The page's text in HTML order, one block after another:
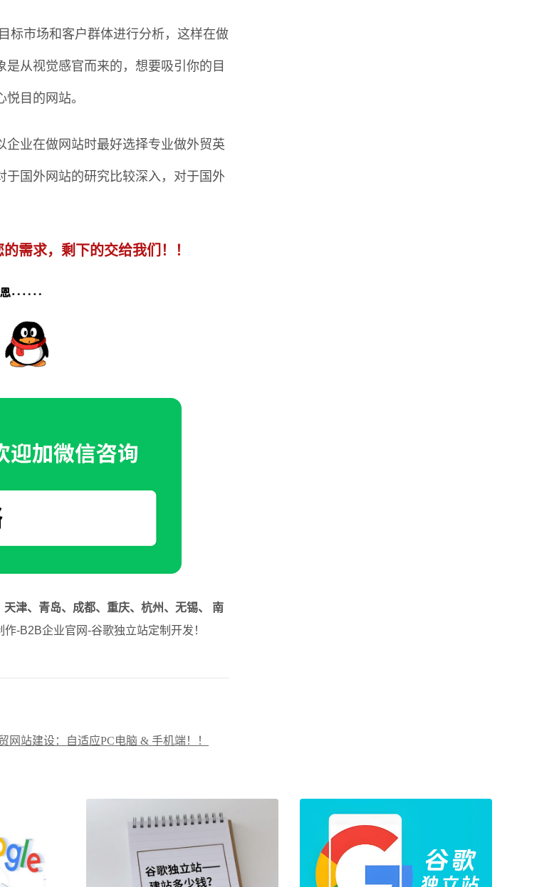
标市场和客户群体进行分析，这样在做
从视觉感官而来的，想要吸引你的目
目的网站。
业在做网站时最好选择专业做外贸英
国外网站的研究比较深入，对于国外
需求，剩下的交给我们！！
津、青岛、成都、重庆、杭州、无锡、 南
-B2B企业官网-谷歌独立站定制开发！
网站建设：自适应PC电脑 & 手机端！！